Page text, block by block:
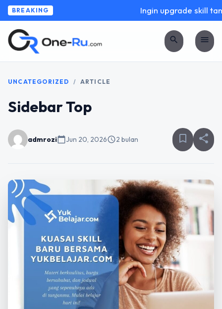
BREAKING Ingin upgrade skill
search menu
UNCATEGORIZED / ARTICLE
Sidebar Top
admrozicalendar_today Jun 20, 2026schedule2 bulan bookmark_border share